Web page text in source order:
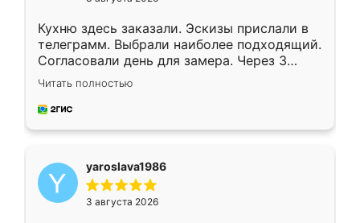
Кухню здесь заказали. Эскизы прислали в
телеграмм. Выбрали наиболее подходящий.
Согласовали день для замера. Через 3
недели кухня была уже готова. Остались
довольны работой. Спасибо Ренессанс
мебель за качественную работу!
Читать полностью
yaroslava1986
3 августа 2026